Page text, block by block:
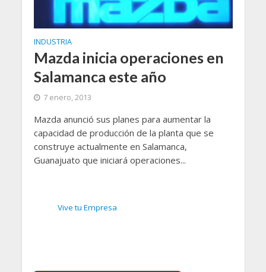
INDUSTRIA
Mazda inicia operaciones en
Salamanca este año
7 enero, 2013
Mazda anunció sus planes para aumentar la
capacidad de producción de la planta que se
construye actualmente en Salamanca,
Guanajuato que iniciará operaciones...
Vive tu Empresa